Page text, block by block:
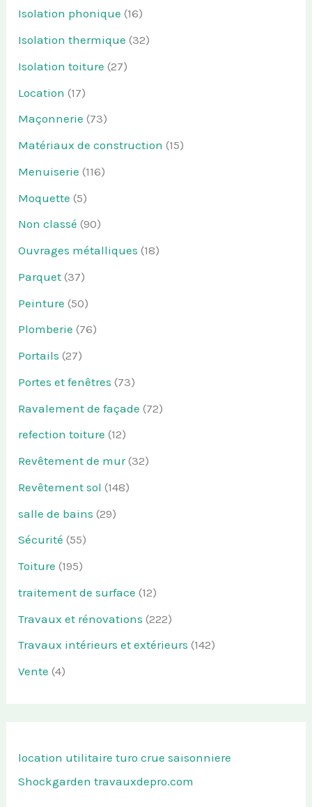
Isolation phonique (16)
Isolation thermique (32)
Isolation toiture (27)
Location (17)
Maçonnerie (73)
Matériaux de construction (15)
Menuiserie (116)
Moquette (5)
Non classé (90)
Ouvrages métalliques (18)
Parquet (37)
Peinture (50)
Plomberie (76)
Portails (27)
Portes et fenêtres (73)
Ravalement de façade (72)
refection toiture (12)
Revêtement de mur(32)
Revêtement sol (148)
salle de bains (29)
Sécurité (55)
Toiture (195)
traitement de surface (12)
Travaux et rénovations (222)
Travaux intérieurs et extérieurs (142)
Vente (4)
location utilitaire turo crue saisonniere
Shockgarden travauxdepro.com